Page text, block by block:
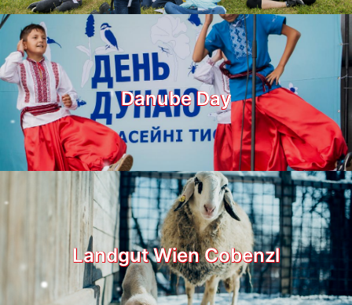
Danube Day
Landgut Wien Cobenzl